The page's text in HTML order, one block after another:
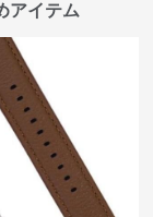
アイテム